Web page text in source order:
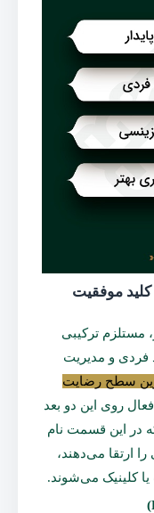
موفقیت
مستلزم ترکیبی
فردی و مدیریت
سطح رضایت
روی این دو بعد
در این قسمت نام
ارتقا می‌دهند،
کلینیک می‌شوند.